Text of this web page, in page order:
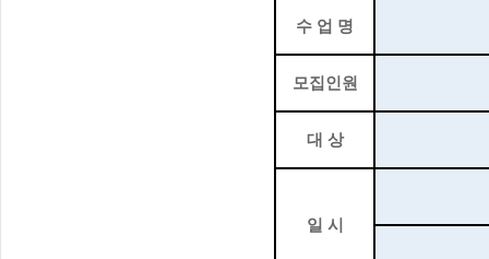
수 업 명
모집인원
대 상
일 시